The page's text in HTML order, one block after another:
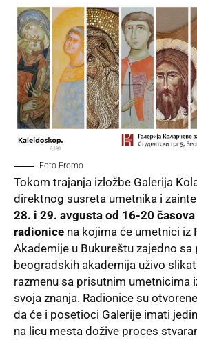
Foto Promo
Tokom trajanja izložbe Galerija
direktnog susreta umetnika i
28. i 29. avgusta od 16-20
radionice na kojima će umetnici iz
Akademije u Bukureštu zajedno
beogradskih akademija uživo
razmenu sa prisutnim umetnicima
svoja znanja. Radionice su
da će i posetioci Galerije imati
na licu mesta dožive proces